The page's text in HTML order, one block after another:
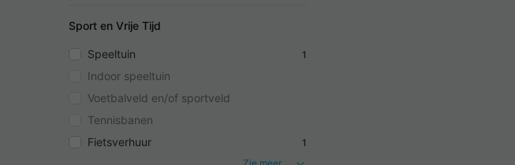
Sport en Vrije Tijd
Speeltuin 1
Indoor speeltuin
Voetbalveld en/of sportveld
Tennisbanen
Fietsverhuur
1